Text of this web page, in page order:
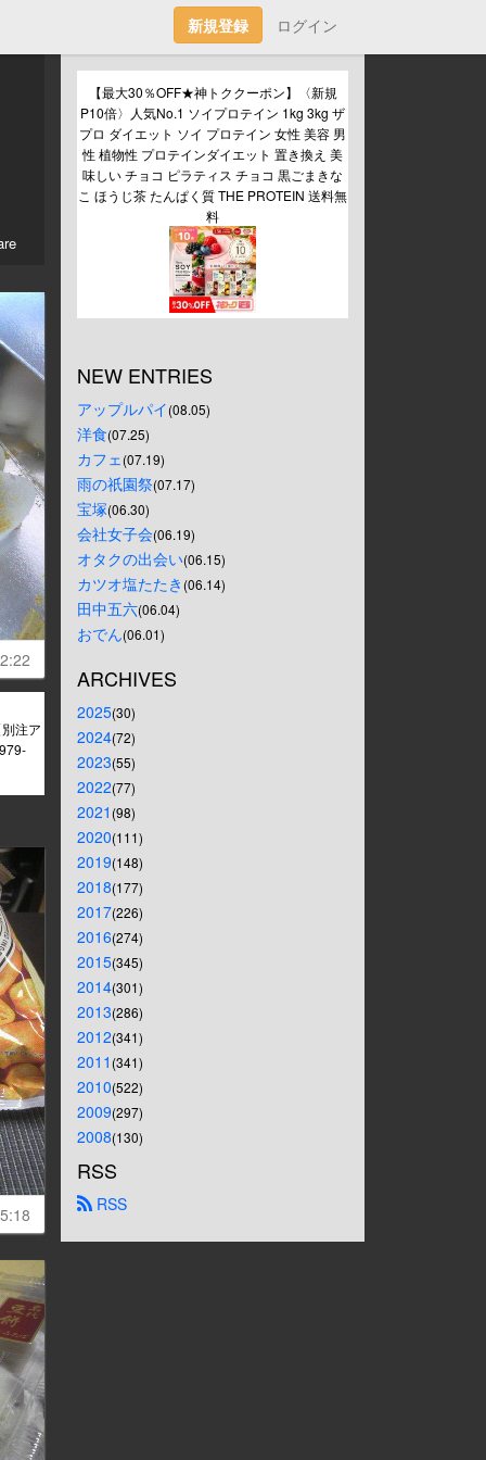
新規登録 ログイン
注ア
【最大30％OFF★神トククーポン】〈新規
P10倍〉人気No.1 ソイプロテイン 1kg 3kg ザ
プロ ダイエット ソイ プロテイン 女性 美容 男
性 植物性 プロテインダイエット 置き換え 美
味しい チョコ ピラティス チョコ 黒ごまきな
こ ほうじ茶 たんぱく質 THE PROTEIN 送料無
料
NEW ENTRIES
アップルパイ(08.05)
洋食(07.25)
カフェ(07.19)
雨の祇園祭(07.17)
宝塚(06.30)
会社女子会(06.19)
オタクの出会い(06.15)
カツオ塩たたき (06.14)
田中五六(06.04)
おでん(06.01)
ARCHIVES
2025(30)
2024(72)
2023(55)
2022(77)
2021 (98)
2020(111)
2019(148)
2018(177)
2017(226)
2016(274)
2015(345)
2014(301)
2013(286)
2012(341)
2011 (341)
2010(522)
2009(297)
2008(130)
RSS
RSS